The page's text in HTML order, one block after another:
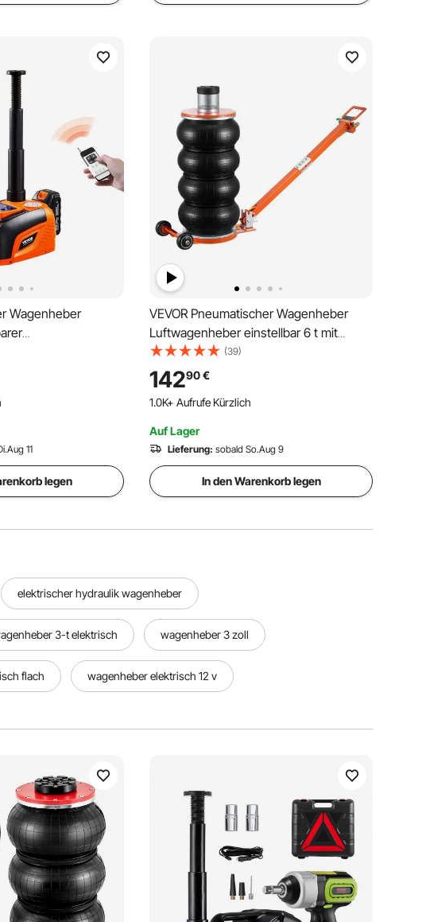
Wagenheber
mit hoher
mit
Licht &
SUV Lkw
11
legen
VEVOR Pneumatischer Wagenheber
Luftwagenheber einstellbar 6 t mit
erhöhter Säule, leicht anzuhebender
und platzsparender Wagenheber mit
dicker Gummiauflage & langem Griff, für
Limousine SUV Pickup
(39)
14290€
1.0K+ Aufrufe Kürzlich
Auf Lager
Lieferung: sobald So.Aug 9
In den Warenkorb legen
elektrischer hydraulik wagenheber
3-t elektrisch wagenheber 3 zoll
flach wagenheber elektrisch 12 v